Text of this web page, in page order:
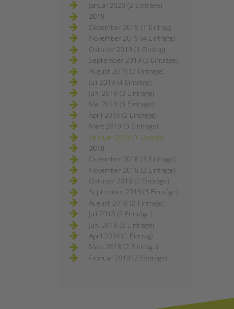
Januar 2020 (2 Einträge)
2019
Dezember 2019 (1 Eintrag)
November 2019 (4 Einträge)
Oktober 2019 (1 Eintrag)
September 2019 (3 Einträge)
August 2019 (3 Einträge)
Juli 2019 (4 Einträge)
Juni 2019 (3 Einträge)
Mai 2019 (3 Einträge)
April 2019 (2 Einträge)
März 2019 (3 Einträge)
Februar 2019 (1 Eintrag)
2018
Dezember 2018 (3 Einträge)
November 2018 (3 Einträge)
Oktober 2018 (2 Einträge)
September 2018 (3 Einträge)
August 2018 (2 Einträge)
Juli 2018 (2 Einträge)
Juni 2018 (2 Einträge)
April 2018 (1 Eintrag)
März 2018 (2 Einträge)
Februar 2018 (2 Einträge)